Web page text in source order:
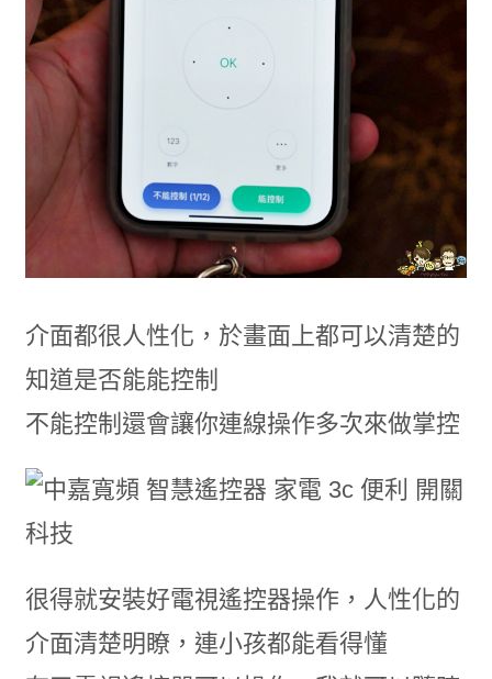
介面都很人性化，於畫面上都可以清楚的
知道是否能能控制
不能控制還會讓你連線操作多次來做掌控
很得就安裝好電視遙控器操作，人性化的
介面清楚明瞭，連小孩都能看得懂